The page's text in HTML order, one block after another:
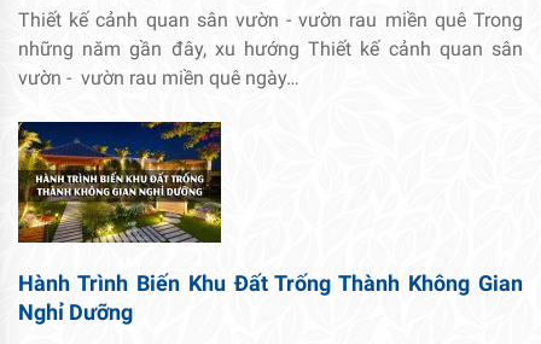
Thiết kế cảnh quan sân vườn - vườn rau miền quê Trong
những năm gần đây, xu hướng Thiết kế cảnh quan sân
vườn - vườn rau miền quê ngày…
Hành Trình Biến Khu Đất Trống Thành Không Gian
Nghỉ Dưỡng